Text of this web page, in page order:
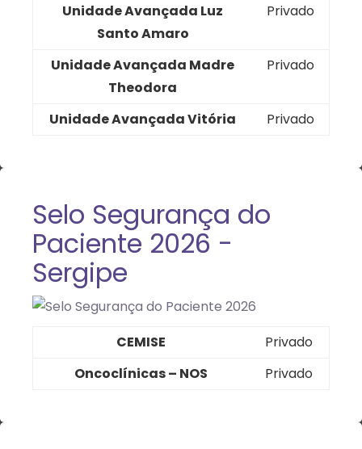
Unidade Avançada Luz
Santo Amaro
Privado
Unidade Avançada Madre
Theodora
Privado
Unidade Avançada Vitória Privado
Selo Segurança do
Paciente 2026 -
Sergipe
CEMISE
Privado
Oncoclínicas – NOS
Privado